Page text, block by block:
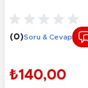
(0)Soru & Cevap
₺140,00